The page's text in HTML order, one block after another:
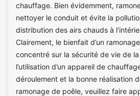
chauffage. Bien évidemment,
nettoyer le conduit et évite la
distribution des airs chauds à
Clairement, le bienfait d’un
concentré sur la sécurité de vie de
l’utilisation d’un appareil de
déroulement et la bonne réalisation
ramonage de poêle, veuillez faire